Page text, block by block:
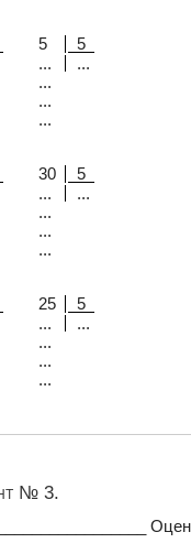
5
5
...
...
...
...
...
30
5
...
...
...
...
...
25
5
...
...
...
...
...
№ 3.